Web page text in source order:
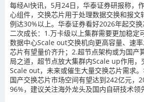
每经AI快讯，5月24日，华泰证券研报称，
心组件，交换芯片用于处理数据交换和报文
例达30%以上。华泰证券看好2026年起交
二次成长：1.万卡级以上集群需要更加稳定
数据中心Scale out交换机向更高容量、速
芯片有望量价齐升；2.超节点架构或为国产
局之道，超节点放大集群内Scale up作用，
Scale out，未来或催生大量交换芯片需求
国产交换芯片市场空间有望达到242亿元，
96%，建议关注海外龙头及国内自研技术领